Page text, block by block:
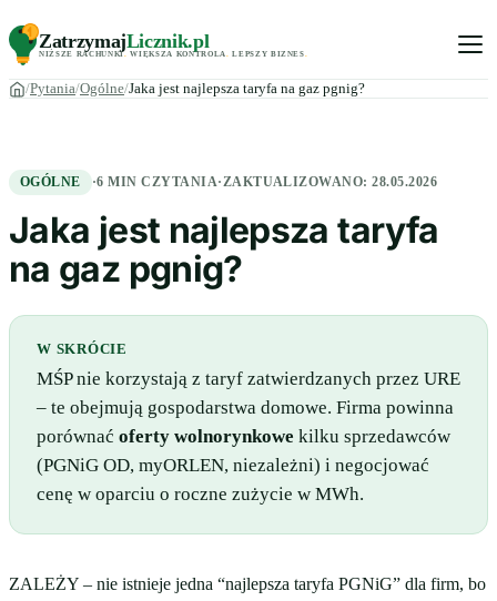
ZatrzymajLicznik.pl
NIŻSZE RACHUNKI. WIĘKSZA KONTROLA LEPSZY BIZNES
Pytania Ogólne Jaka jest najlepsza taryfa na gaz pgnig?
OGÓLNE ·6 MIN CZYTANIA·ZAKTUALIZOWANO:28.05.2026
Jaka jest najlepsza taryfa
na gaz pgnig?
W SKRÓCIE
MŚP nie korzystają z taryf zatwierdzanych przez URE
– te obejmują gospodarstwa domowe. Firma powinna
porównać oferty wolnorynkowe kilku sprzedawców
(PGNiG OD, myORLEN, niezależni) i negocjować
cenę w oparciu o roczne zużycie w MWh.
ZALEŻY – nie istnieje jedna “najlepsza taryfa PGNiG” dla firm, bo